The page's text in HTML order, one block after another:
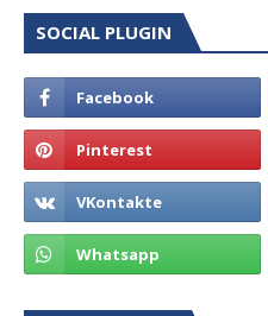
SOCIAL PLUGIN